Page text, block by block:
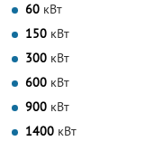
60 кВт
150 кВт
300 кВт
600 кВт
900 кВт
1400 кВт